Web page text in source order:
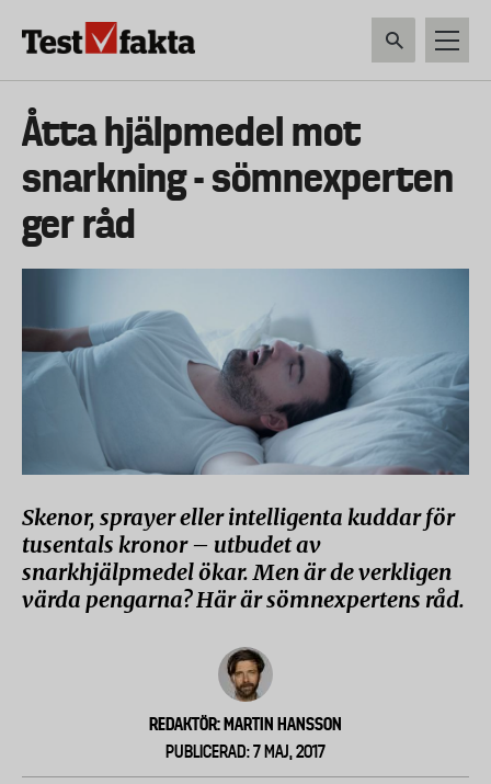
Huvudmeny
ny
HEM & HUSHÅLL
Åtta hjälpmedel mot
snarkning - sömnexperten
ger råd
Skenor, sprayer eller intelligenta kuddar för
tusentals kronor – utbudet av
snarkhjälpmedel ökar. Men är de verkligen
värda pengarna? Här är sömnexpertens råd.
REDAKTÖR: MARTIN HANSSON
PUBLICERAD: 7 MAJ, 2017